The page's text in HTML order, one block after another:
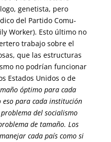
genetista, pero
del Partido Comu­
Worker). Esto último no
trabajo sobre el
que las es­tructuras
no podrían funcionar
Estados Unidos o de
óptimo para cada
para cada insti­tución
del socialismo
de tamaño. Los
cada país como si